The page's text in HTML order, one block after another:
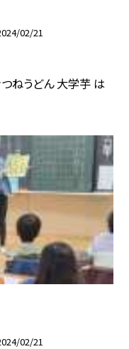
02/21
つねうどん 大学芋 は
02/21